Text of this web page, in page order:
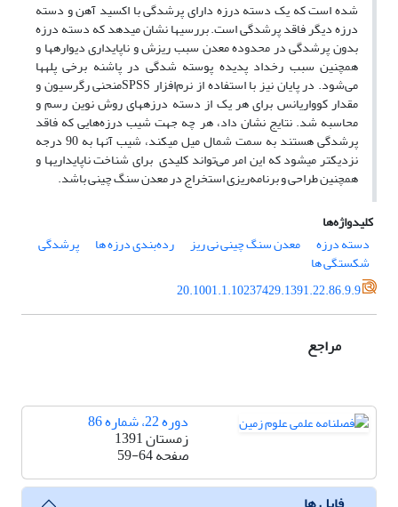
شده است که یک دسته درزه دارای پرشدگی با اکسید آهن و دسته
درزه دیگر فاقد پرشدگی است. بررسی­ها نشان می­دهد که دسته درزه
بدون پرشدگی در محدوده معدن سبب ریزش و ناپایداری دیواره­ها و
همچنین سبب رخداد پدیده پوسته شدگی در پاشنه برخی پله­ها
می‌شود. در پایان نیز با استفاده از نرم‌افزار SPSSمنحنی رگرسیون و
مقدار کوواریانس برای هر یک از دسته درزههای روش نوین رسم و
محاسبه شد. نتایج نشان داد، هر چه جهت شیب درزه‌هایی که فاقد
پرشدگی هستند به سمت شمال میل می­کند، شیب آنها به 90 درجه
نزدیک­تر می­شود که این امر می‌تواند کلیدی برای شناخت ناپایداری­ها و
همچنین طراحی و برنامه‌ریزی استخراج در معدن سنگ چینی باشد.
کلیدواژه‌ها
دسته درزه
معدن سنگ چینی نی ریز رده‌بندی درزه ها پرشدگی
شکستگی ها
20.1001.1.10237429.1391.22.86.9.9
مراجع
دوره 22، شماره 86
زمستان 1391
صفحه59-64